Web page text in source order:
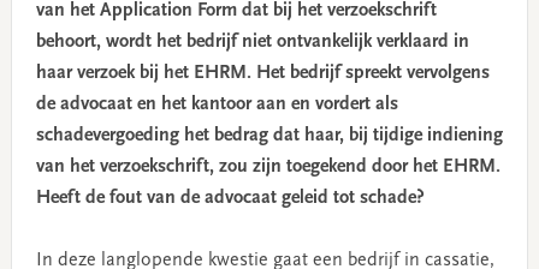
van het Application Form dat bij het verzoekschrift
behoort, wordt het bedrijf niet ontvankelijk verklaard in
haar verzoek bij het EHRM. Het bedrijf spreekt vervolgens
de advocaat en het kantoor aan en vordert als
schadevergoeding het bedrag dat haar, bij tijdige indiening
van het verzoekschrift, zou zijn toegekend door het EHRM.
Heeft de fout van de advocaat geleid tot schade?
In deze langlopende kwestie gaat een bedrijf in cassatie,